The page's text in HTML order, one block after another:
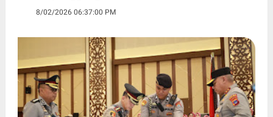
8/02/2026 06:37:00 PM